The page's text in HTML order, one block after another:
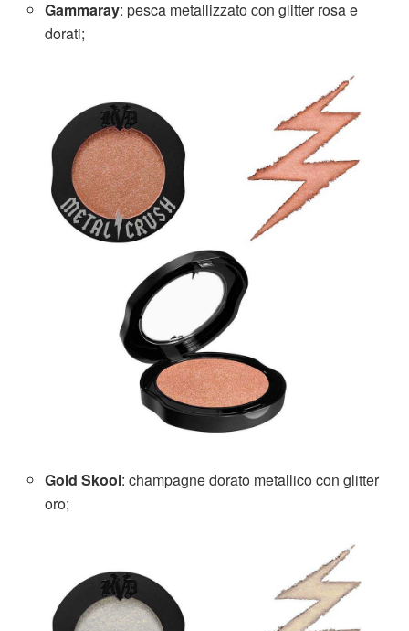
Gammaray: pesca metallizzato con glitter rosa e
dorati;
Gold Skool: champagne dorato metallico con glitter
oro;